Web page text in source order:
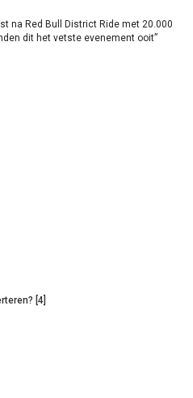
na Red Bull District Ride met 20.000
dit het vetste evenement ooit”
[4]